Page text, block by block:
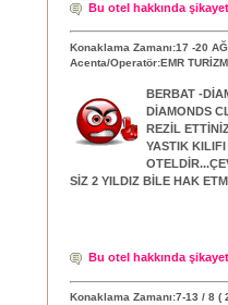
Bu otel hakkında
Konaklama Zamanı:17 -20
Acenta/Operatör:EMR TURİZM
BERBAT -
DİAMONDS
REZİL
YASTIK
SİZ 2 YILDIZ BİLE HAK
Bu otel hakkında
Konaklama Zamanı:7-13 / 8 (